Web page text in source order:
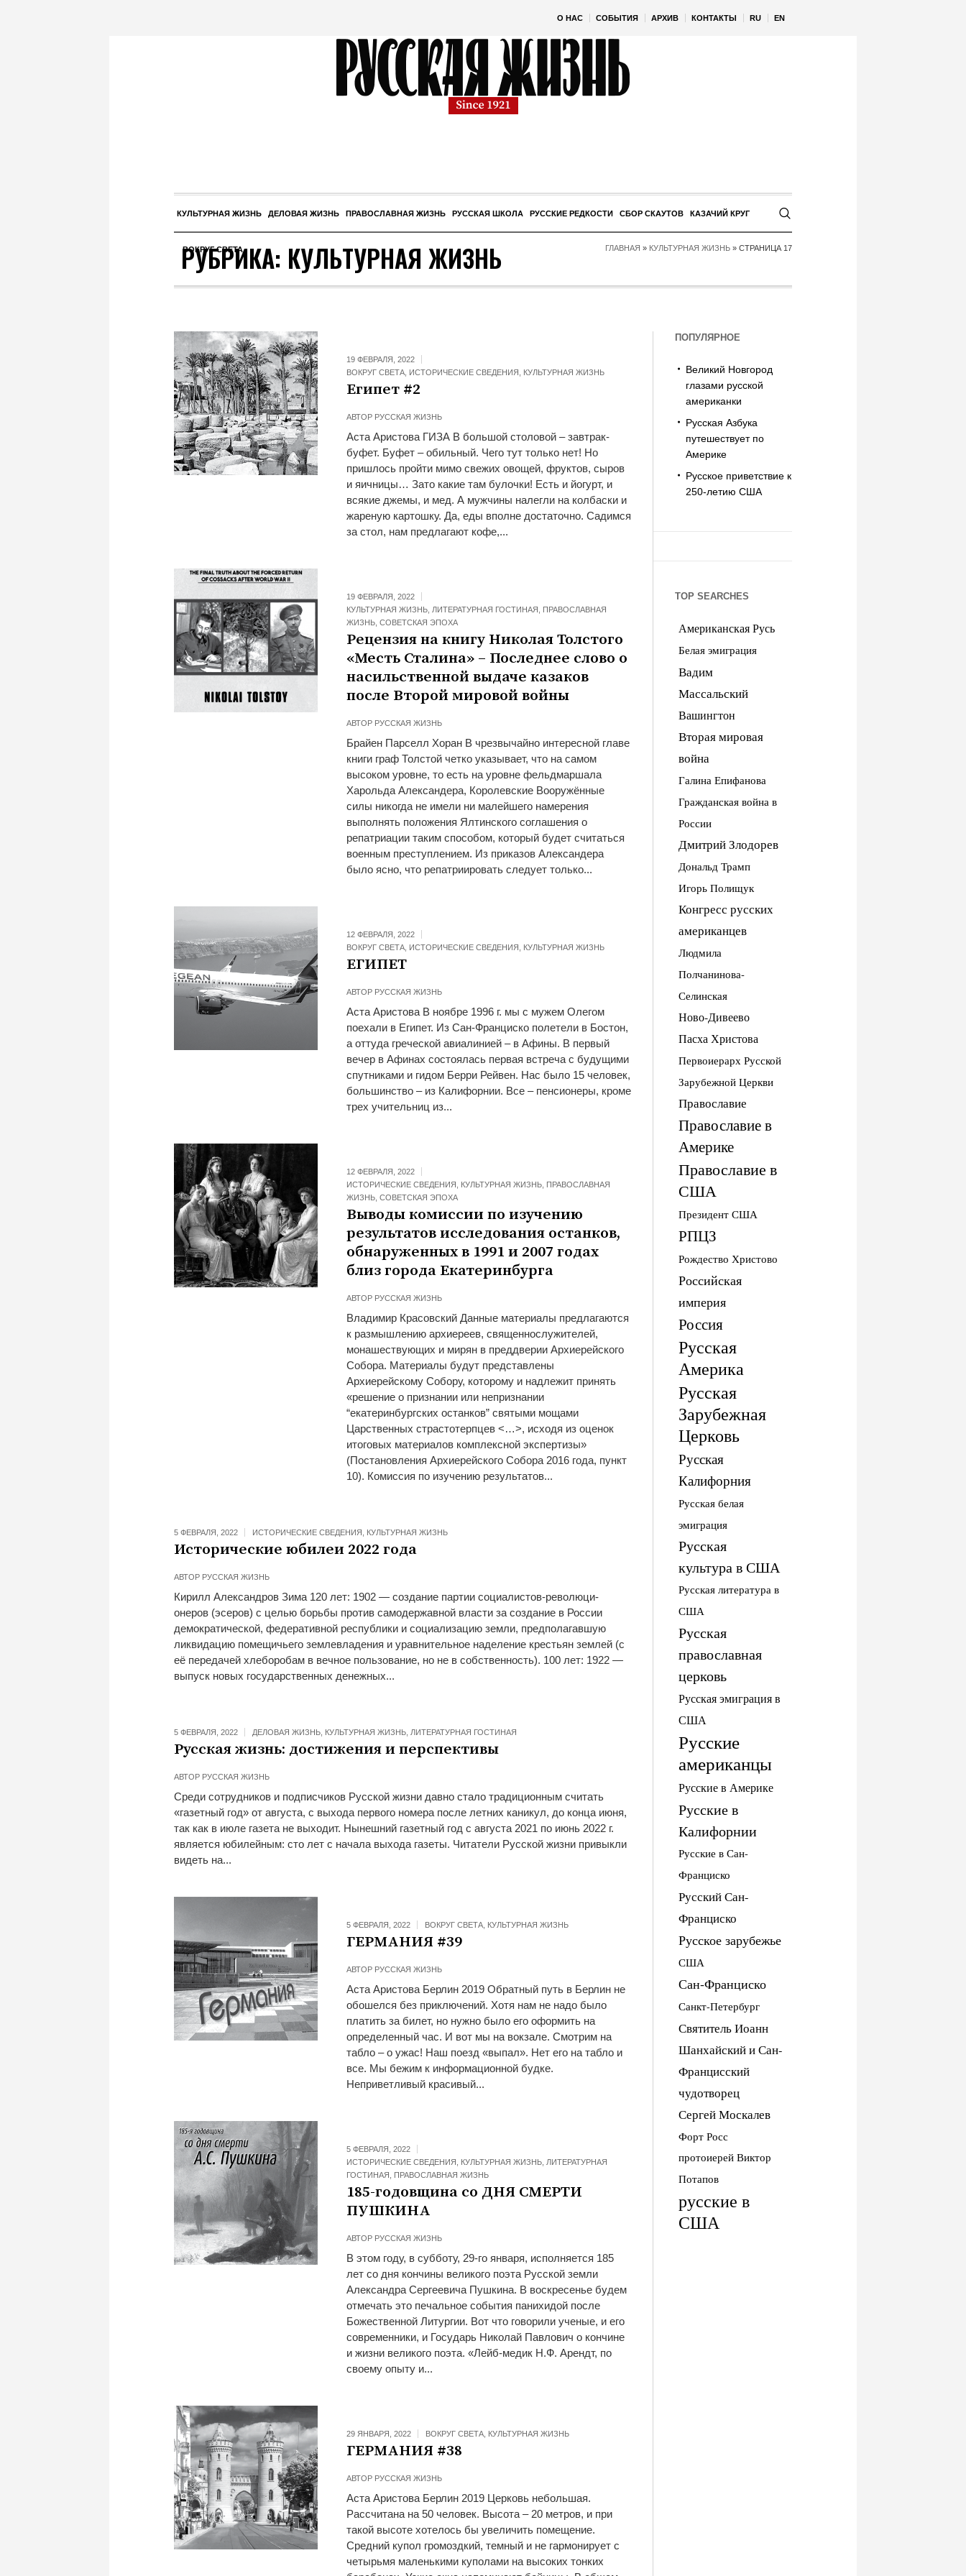
О НАС СОБЫТИЯ АРХИВ КОНТАКТЫ RU EN
КУЛЬТУРНАЯ ЖИЗНЬ ДЕЛОВАЯ ЖИЗНЬ ПРАВОСЛАВНАЯ ЖИЗНЬ РУССКАЯ ШКОЛА РУССКИЕ РЕДКОСТИ СБОР СКАУТОВ КАЗАЧИЙ КРУГ
ВОКРУГ СВЕТА
РУБРИКА: КУЛЬТУРНАЯ ЖИЗНЬ ГЛАВНАЯ » КУЛЬТУРНАЯ ЖИЗНЬ » СТРАНИЦА 17
19 ФЕВРАЛЯ, 2022
ВОКРУГ СВЕТА, ИСТОРИЧЕСКИЕ СВЕДЕНИЯ КУЛЬТУРНАЯ ЖИЗНЬ
Египет #2
АВТОР РУССКАЯ ЖИЗНЬ
Аста Аристова ГИЗА В большой столовой – завтрак-
буфет. Буфет – обильный. Чего тут только нет! Но
пришлось пройти мимо свежих овощей, фруктов, сыров
и яичницы… Зато какие там булочки! Есть и йогурт, и
всякие джемы, и мед. А мужчины налегли на колбаски и
жареную картошку. Да, еды вполне достаточно. Садимся
за стол, нам предлагают кофе,...
19 ФЕВРАЛЯ, 2022
КУЛЬТУРНАЯ ЖИЗНЬ, ЛИТЕРАТУРНАЯ ГОСТИНАЯ
ПРАВОСЛАВНАЯ
ЖИЗНЬ, СОВЕТСКАЯ ЭПОХА
Рецензия на книгу Николая Толстого
«Месть Сталина» – Последнее слово о
насильственной выдаче казаков
после Второй мировой войны
АВТОР РУССКАЯ ЖИЗНЬ
Брайен Парселл Хоран В чрезвычайно интересной главе
книги граф Толстой четко указывает, что на самом
высоком уровне, то есть на уровне фельдмаршала
Харольда Александера, Королевские Вооружённые
силы никогда не имели ни малейшего намерения
выполнять положения Ялтинского соглашения о
репатриации таким способом, который будет считаться
военным преступлением. Из приказов Александера
было ясно, что репатриировать следует только...
12 ФЕВРАЛЯ, 2022
ВОКРУГ СВЕТА, ИСТОРИЧЕСКИЕ СВЕДЕНИЯ КУЛЬТУРНАЯ ЖИЗНЬ
ЕГИПЕТ
АВТОР РУССКАЯ ЖИЗНЬ
Аста Аристова В ноябре 1996 г. мы с мужем Олегом
поехали в Египет. Из Сан-Франциско полетели в Бостон,
а оттуда греческой авиалинией – в Афины. В первый
вечер в Афинах состоялась первая встреча с будущими
спутниками и гидом Берри Рейвен. Нас было 15 человек,
большинство – из Калифорнии. Все – пенсионеры, кроме
трех учительниц из...
12 ФЕВРАЛЯ, 2022
ИСТОРИЧЕСКИЕ СВЕДЕНИЯ
КУЛЬТУРНАЯ ЖИЗНЬ, ПРАВОСЛАВНАЯ
ЖИЗНЬ, СОВЕТСКАЯ ЭПОХА
Выводы комиссии по изучению
результатов исследования останков,
обнаруженных в 1991 и 2007 годах
близ города Екатеринбурга
АВТОР РУССКАЯ ЖИЗНЬ
Владимир Красовский Данные материалы предлагаются
к размышлению архиереев, священнослужителей,
монашествующих и мирян в преддверии Архиерейского
Собора. Материалы будут представлены
Архиерейскому Собору, которому и надлежит принять
«решение о признании или непризнании
“екатеринбургских останков” святыми мощами
Царственных страстотерпцев <…>, исходя из оценок
итоговых материалов комплексной экспертизы»
(Постановления Архиерейского Собора 2016 года, пункт
10). Комиссия по изучению результатов...
5 ФЕВРАЛЯ, 2022 ИСТОРИЧЕСКИЕ СВЕДЕНИЯ КУЛЬТУРНАЯ ЖИЗНЬ
Исторические юбилеи 2022 года
АВТОР РУССКАЯ ЖИЗНЬ
Кирилл Александров Зима 120 лет: 1902 — создание партии социалистов-революци-
онеров (эсеров) с целью борьбы против самодержавной власти за создание в России
демократической, федеративной республики и социализацию земли, предполагавшую
ликвидацию помещичьего землевладения и уравнительное наделение крестьян землей (с
её передачей хлеборобам в вечное пользование, но не в собственность). 100 лет: 1922 —
выпуск новых государственных денежных...
5 ФЕВРАЛЯ, 2022 ДЕЛОВАЯ ЖИЗНЬ КУЛЬТУРНАЯ ЖИЗНЬ ЛИТЕРАТУРНАЯ ГОСТИНАЯ
Русская жизнь: достижения и перспективы
АВТОР РУССКАЯ ЖИЗНЬ
Среди сотрудников и подписчиков Русской жизни давно стало традиционным считать
«газетный год» от августа, с выхода первого номера после летних каникул, до конца июня,
так как в июле газета не выходит. Нынешний газетный год с августа 2021 по июнь 2022 г.
является юбилейным: сто лет с начала выхода газеты. Читатели Русской жизни привыкли
видеть на...
5 ФЕВРАЛЯ, 2022 ВОКРУГ СВЕТА, КУЛЬТУРНАЯ ЖИЗНЬ
ГЕРМАНИЯ #39
АВТОР РУССКАЯ ЖИЗНЬ
Аста Аристова Берлин 2019 Обратный путь в Берлин не
обошелся без приключений. Хотя нам не надо было
платить за билет, но нужно было его оформить на
определенный час. И вот мы на вокзале. Смотрим на
табло – о ужас! Наш поезд «выпал». Нет его на табло и
все. Мы бежим к информационной будке.
Неприветливый красивый...
5 ФЕВРАЛЯ, 2022
ИСТОРИЧЕСКИЕ СВЕДЕНИЯ
КУЛЬТУРНАЯ ЖИЗНЬ, ЛИТЕРАТУРНАЯ
ГОСТИНАЯ
ПРАВОСЛАВНАЯ ЖИЗНЬ
185-годовщина со ДНЯ СМЕРТИ
ПУШКИНА
АВТОР РУССКАЯ ЖИЗНЬ
В этом году, в субботу, 29-го января, исполняется 185
лет со дня кончины великого поэта Русской земли
Александра Сергеевича Пушкина. В воскресенье будем
отмечать это печальное события панихидой после
Божественной Литургии. Вот что говорили ученые, и его
современники, и Государь Николай Павлович о кончине
и жизни великого поэта. «Лейб-медик Н.Ф. Арендт, по
своему опыту и...
29 ЯНВАРЯ, 2022 ВОКРУГ СВЕТА, КУЛЬТУРНАЯ ЖИЗНЬ
ГЕРМАНИЯ #38
АВТОР РУССКАЯ ЖИЗНЬ
Аста Аристова Берлин 2019 Церковь небольшая.
Рассчитана на 50 человек. Высота – 20 метров, и при
такой высоте хотелось бы увеличить помещение.
Средний купол громоздкий, темный и не гармонирует с
четырьмя маленькими куполами на высоких тонких
ПОПУЛЯРНОЕ
Великий Новгород
глазами русской
американки
Русская Азбука
путешествует по
Америке
Русское приветствие к
250-летию США
TOP SEARCHES
Американская Русь
Белая эмиграция
Вадим
Массальский
Вашингтон
Вторая мировая
война
Галина Епифанова
Гражданская война в
России
Дмитрий Злодорев
Дональд Трамп
Игорь Полищук
Конгресс русских
американцев
Людмила
Полчанинова-
Селинская
Ново-Дивеево
Пасха Христова
Первоиерарх Русской
Зарубежной Церкви
Православие
Православие в
Америке
Православие в
США
Президент США
РПЦЗ
Рождество Христово
Российская
империя
Россия
Русская
Америка
Русская
Зарубежная
Церковь
Русская
Калифорния
Русская белая
эмиграция
Русская
культура в США
Русская литература в
США
Русская
православная
церковь
Русская эмиграция в
США
Русские
американцы
Русские в Америке
Русские в
Калифорнии
Русские в Сан-
Франциско
Русский Сан-
Франциско
Русское зарубежье
США
Сан-Франциско
Санкт-Петербург
Святитель Иоанн
Шанхайский и Сан-
Францисский
чудотворец
Сергей Москалев
Форт Росс
протоиерей Виктор
Потапов
русские в
США